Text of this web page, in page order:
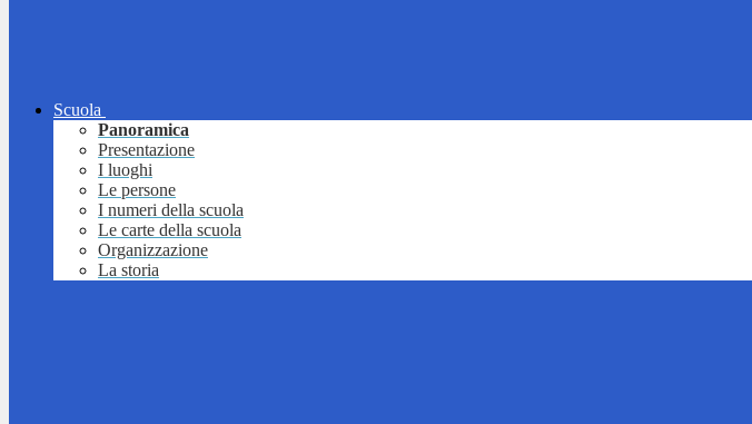
Scuola
Panoramica
Presentazione
I luoghi
Le persone
I numeri della scuola
Le carte della scuola
Organizzazione
La storia